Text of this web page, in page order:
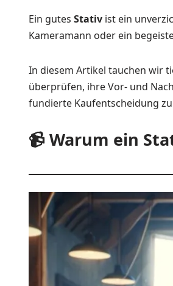
Ein gutes Stativ ist ein
Kameramann oder ein
In diesem Artikel tauchen wir
überprüfen, ihre Vor- und
fundierte Kaufentscheidung
📹 Warum ein